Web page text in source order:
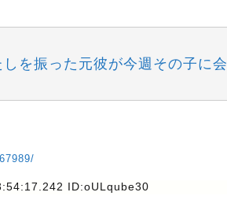
を振った元彼が今週その子に会
ID:oULqube30